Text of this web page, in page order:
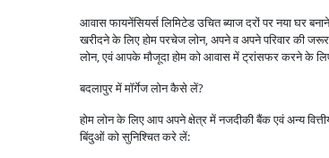
आवास फायनेंसियर्स लिमिटेड उचित ब्याज दरों पर नया घर
खरीदने के लिए होम परचेज लोन, अपने व अपने परिवार की
लोन, एवं आपके मौजूदा होम को आवास में ट्रांसफर करने के
बदलापुर में मॉर्गेज लोन कैसे लें?
होम लोन के लिए आप अपने क्षेत्र में नजदीकी बैंक एवं अन्य
बिंदुओं को सुनिश्चित करे लें: